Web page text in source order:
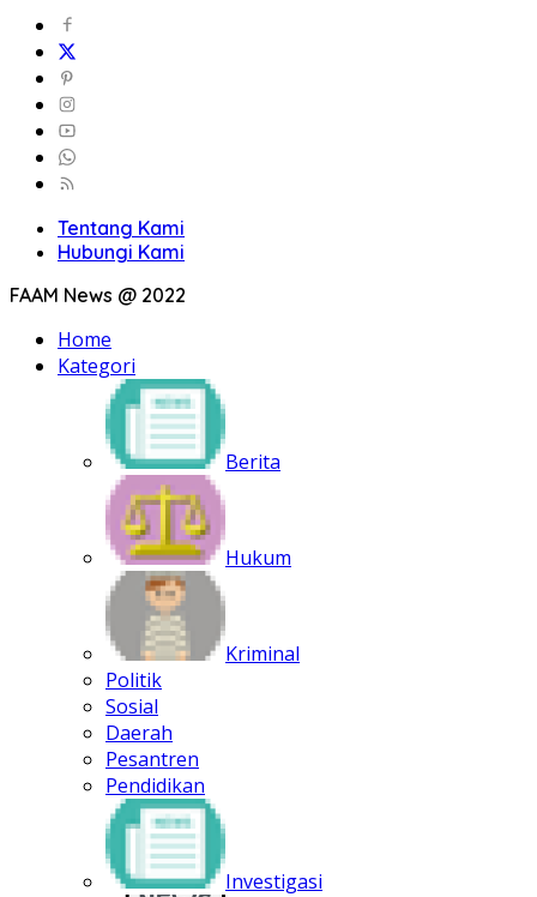
Tentang Kami
Hubungi Kami
FAAM News @ 2022
Home
Kategori
Berita
Hukum
Kriminal
Politik
Sosial
Daerah
Pesantren
Pendidikan
Investigasi